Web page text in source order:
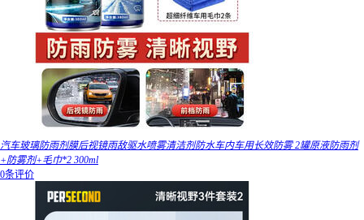
汽车玻璃防雨剂膜后视镜雨敌驱水喷雾清洁剂防水车内车用长效防雾 2罐原液防雨剂
+防雾剂+毛巾*2 300ml
0条评价